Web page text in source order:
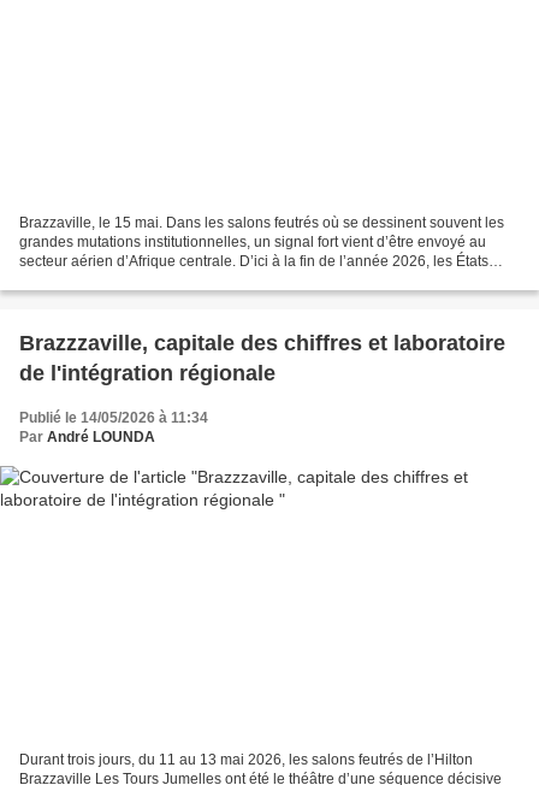
Brazzaville, le 15 mai. Dans les salons feutrés où se dessinent souvent les
grandes mutations institutionnelles, un signal fort vient d’être envoyé au
secteur aérien d’Afrique centrale. D’ici à la fin de l’année 2026, les États
Brazzzaville, capitale des chiffres et laboratoire
de l'intégration régionale
Publié le 14/05/2026 à 11:34
Par André LOUNDA
Durant trois jours, du 11 au 13 mai 2026, les salons feutrés de l’Hilton
Brazzaville Les Tours Jumelles ont été le théâtre d’une séquence décisive